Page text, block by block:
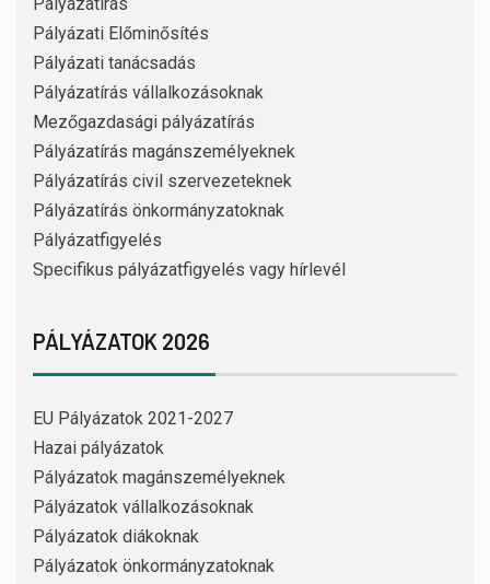
Pályázatírás
Pályázati Előminősítés
Pályázati tanácsadás
Pályázatírás vállalkozásoknak
Mezőgazdasági pályázatírás
Pályázatírás magánszemélyeknek
Pályázatírás civil szervezeteknek
Pályázatírás önkormányzatoknak
Pályázatfigyelés
Specifikus pályázatfigyelés vagy hírlevél
PÁLYÁZATOK 2026
EU Pályázatok 2021-2027
Hazai pályázatok
Pályázatok magánszemélyeknek
Pályázatok vállalkozásoknak
Pályázatok diákoknak
Pályázatok önkormányzatoknak